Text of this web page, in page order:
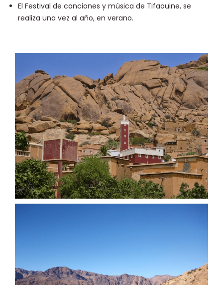
El Festival de canciones y música de Tifaouine, se
realiza una vez al año, en verano.